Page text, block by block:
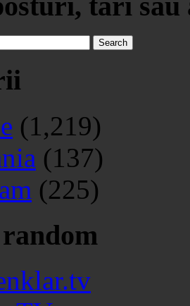
(1,219)
(137)
(225)